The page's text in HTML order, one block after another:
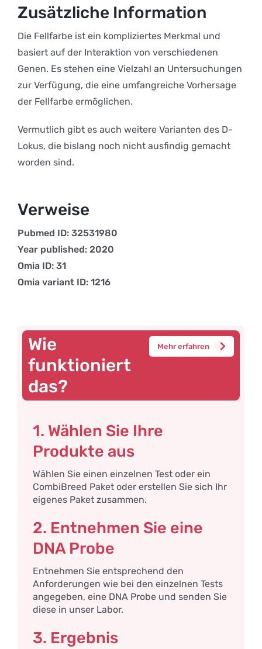
Zusätzliche Information
Die Fellfarbe ist ein kompliziertes Merkmal und
basiert auf der Interaktion von verschiedenen
Genen. Es stehen eine Vielzahl an Untersuchungen
zur Verfügung, die eine umfangreiche Vorhersage
der Fellfarbe ermöglichen.
Vermutlich gibt es auch weitere Varianten des D-
Lokus, die bislang noch nicht ausfindig gemacht
worden sind.
Verweise
Pubmed ID: 32531980
Year published: 2020
Omia ID: 31
Omia variant ID: 1216
Wie
funktioniert
das?
Mehr erfahren
1. Wählen Sie Ihre
Produkte aus
Wählen Sie einen einzelnen Test oder ein
CombiBreed Paket oder erstellen Sie sich Ihr
eigenes Paket zusammen.
2. Entnehmen Sie eine
DNA Probe
Entnehmen Sie entsprechend den
Anforderungen wie bei den einzelnen Tests
angegeben, eine DNA Probe und senden Sie
diese in unser Labor.
3. Ergebnis